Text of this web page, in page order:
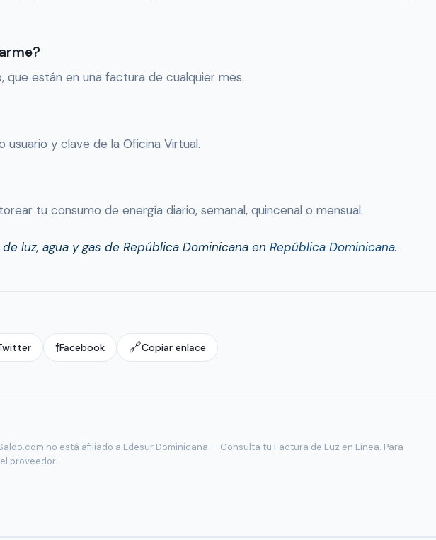
están en una factura de cualquier mes.
usuario y clave de la Oficina Virtual.
tu consumo de energía diario, semanal, quincenal o mensual.
luz, agua y gas de República Dominicana en República Dominicana.
fFacebook 🔗Copiar enlace
no está afiliado a Edesur Dominicana — Consulta tu Factura de Luz en Línea. Para
proveedor.